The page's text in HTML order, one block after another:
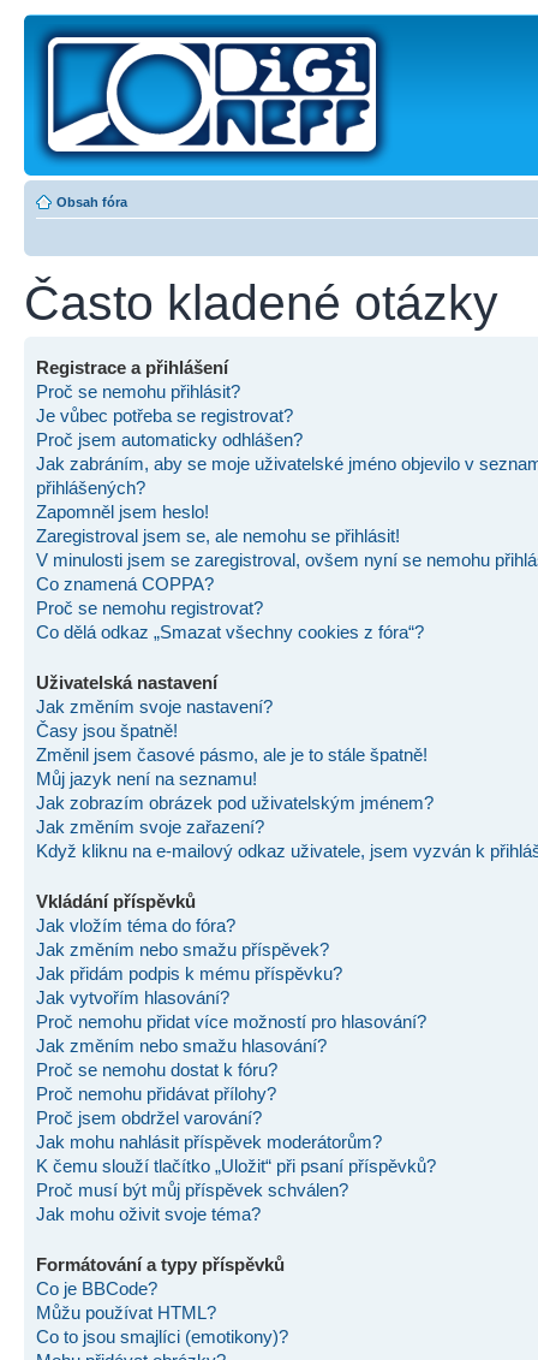
Obsah fóra
Často kladené otázky
Registrace a přihlášení
Proč se nemohu přihlásit?
Je vůbec potřeba se registrovat?
Proč jsem automaticky odhlášen?
Jak zabráním, aby se moje uživatelské jméno objevilo v
přihlášených?
Zapomněl jsem heslo!
Zaregistroval jsem se, ale nemohu se přihlásit!
V minulosti jsem se zaregistroval, ovšem nyní se nemohu
Co znamená COPPA?
Proč se nemohu registrovat?
Co dělá odkaz „Smazat všechny cookies z fóra“?
Uživatelská nastavení
Jak změním svoje nastavení?
Časy jsou špatně!
Změnil jsem časové pásmo, ale je to stále špatně!
Můj jazyk není na seznamu!
Jak zobrazím obrázek pod uživatelským jménem?
Jak změním svoje zařazení?
Když kliknu na e-mailový odkaz uživatele, jsem vyzván k
Vkládání příspěvků
Jak vložím téma do fóra?
Jak změním nebo smažu příspěvek?
Jak přidám podpis k mému příspěvku?
Jak vytvořím hlasování?
Proč nemohu přidat více možností pro hlasování?
Jak změním nebo smažu hlasování?
Proč se nemohu dostat k fóru?
Proč nemohu přidávat přílohy?
Proč jsem obdržel varování?
Jak mohu nahlásit příspěvek moderátorům?
K čemu slouží tlačítko „Uložit“ při psaní příspěvků?
Proč musí být můj příspěvek schválen?
Jak mohu oživit svoje téma?
Formátování a typy příspěvků
Co je BBCode?
Můžu používat HTML?
Co to jsou smajlíci (emotikony)?